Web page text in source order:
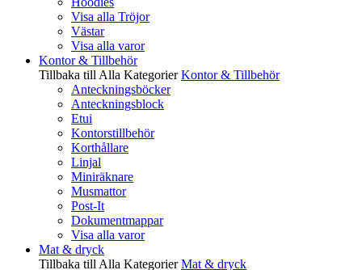
Visa alla Tröjor
Västar
Visa alla varor
Kontor & Tillbehör
Tillbaka till Alla Kategorier Kontor & Tillbehör
Anteckningsböcker
Anteckningsblock
Etui
Kontorstillbehör
Korthållare
Linjal
Miniräknare
Musmattor
Post-It
Dokumentmappar
Visa alla varor
Mat & dryck
Tillbaka till Alla Kategorier Mat & dryck